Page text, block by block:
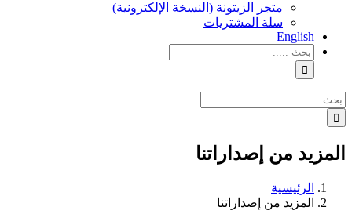
متجر الزيتونة (النسخة الإلكترونية)
سلة المشتريات
English
نتائج
البحث
بالنسبة
الي
:
نتائج
البحث
بالنسبة
الي
: المزيد من إصداراتنا
الرئيسية
المزيد من إصداراتنا